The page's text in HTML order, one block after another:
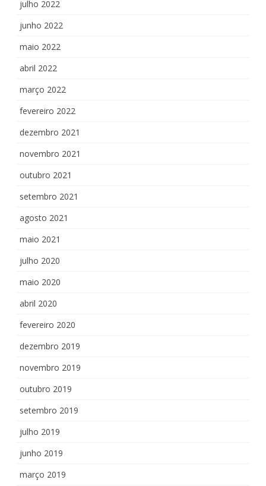
julho 2022
junho 2022
maio 2022
abril 2022
março 2022
fevereiro 2022
dezembro 2021
novembro 2021
outubro 2021
setembro 2021
agosto 2021
maio 2021
julho 2020
maio 2020
abril 2020
fevereiro 2020
dezembro 2019
novembro 2019
outubro 2019
setembro 2019
julho 2019
junho 2019
março 2019